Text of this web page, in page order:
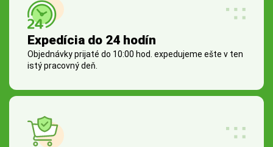
Expedícia do 24 hodín
Objednávky prijaté do 10:00 hod. expedujeme ešte v ten
istý pracovný deň.